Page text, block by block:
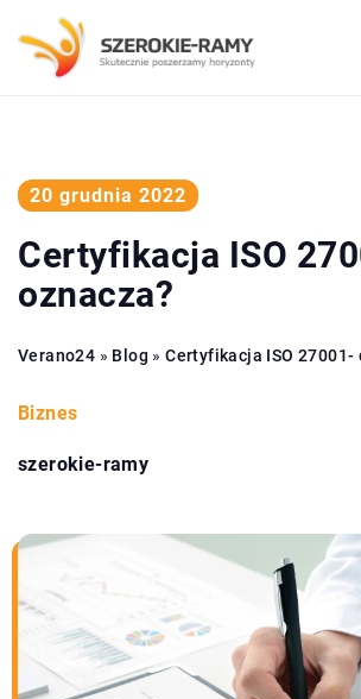
20 grudnia 2022
Certyfikacja ISO
oznacza?
Verano24 » Blog »Certyfikacja ISO 27001-
Biznes
szerokie-ramy